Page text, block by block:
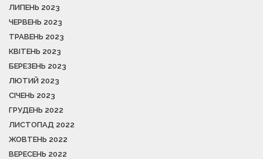
ЛИПЕНЬ 2023
ЧЕРВЕНЬ 2023
ТРАВЕНЬ 2023
КВІТЕНЬ 2023
БЕРЕЗЕНЬ 2023
ЛЮТИЙ 2023
СІЧЕНЬ 2023
ГРУДЕНЬ 2022
ЛИСТОПАД 2022
ЖОВТЕНЬ 2022
ВЕРЕСЕНЬ 2022